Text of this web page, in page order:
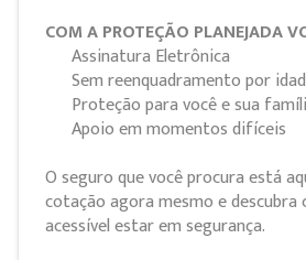
COM A PROTEÇÃO PLANEJADA
Assinatura Eletrônica
Sem reenquadramento por
Proteção para você e sua
Apoio em momentos difíceis
O seguro que você procura está
cotação agora mesmo e descubra
acessível estar em segurança.